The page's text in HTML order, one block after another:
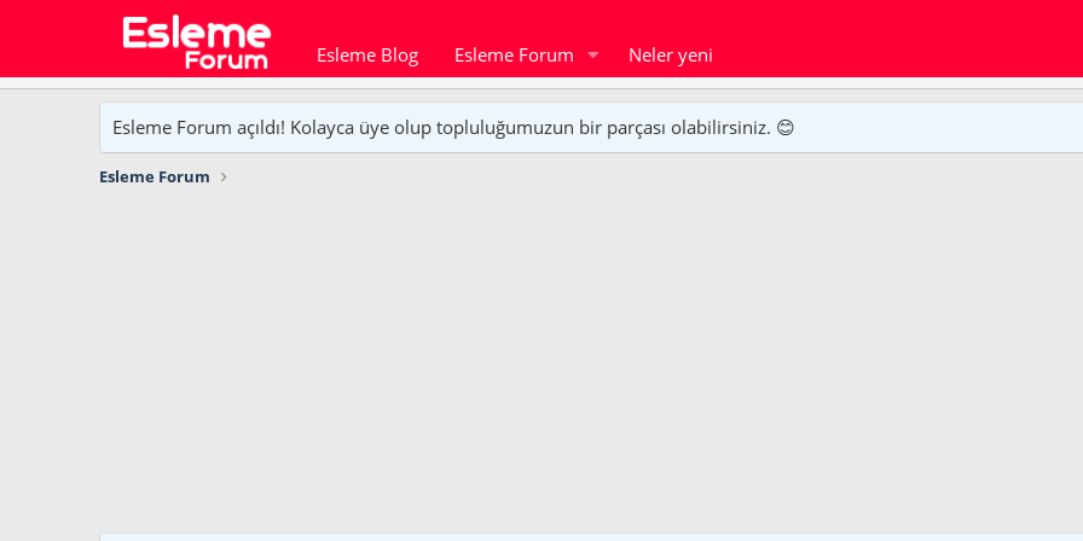
Esleme Blog Esleme Forum Neler yeni
Esleme Forum açıldı! Kolayca üye olup topluluğumuzun bir parçası olabilirsiniz. 😊
Esleme Forum